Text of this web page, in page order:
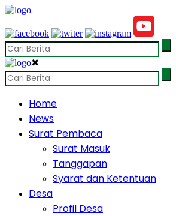
✖
Home
News
Surat Pembaca
Surat Masuk
Tanggapan
Syarat dan Ketentuan
Desa
Profil Desa